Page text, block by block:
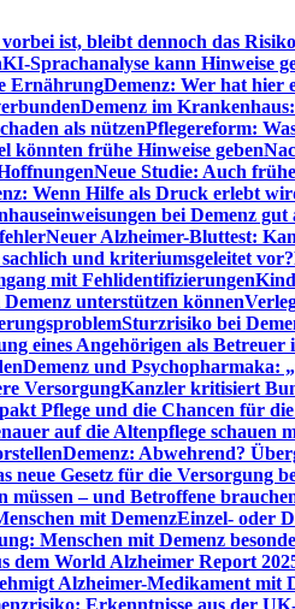
ist, bleibt dennoch das Risiko
KI-Sprachanalyse kann Hinweise
ErnährungDemenz: Wer hat hier
Demenz im
als nützenPflegereform:
könnten frühe Hinweise geben
Neue Studie: Auch
Wenn Hilfe als Druck erlebt
bei Demenz gut
Neuer Alzheimer-Bluttest:
und kriteriumsgeleitet vor?
mit Fehlidentifizierungen
unterstützen können
Sturzrisiko bei
eines Angehörigen als Betreuer
Demenz und Psychopharmaka:
VersorgungKanzler kritisiert
Pflege und die Chancen für
auf die Altenpflege schauen
Demenz: Abwehrend?
neue Gesetz für die Versorgung
– und Betroffene
mit DemenzEinzel- oder
Menschen mit Demenz
dem World Alzheimer Report
Alzheimer-Medikament mit
Erkenntnisse aus der